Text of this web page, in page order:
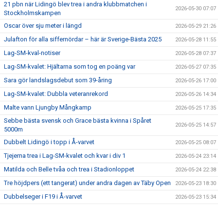
21 pbn när Lidingö blev trea i andra klubbmatchen i
Stockholmskampen
2026-05-30 07:07
Oscar över sju meter i längd 2026-05-29 21:26
Julafton för alla siffernördar – här är Sverige-Bästa 2025 2026-05-28 11:55
Lag-SM-kval-notiser 2026-05-28 07:37
Lag-SM-kvalet: Hjältarna som tog en poäng var 2026-05-27 07:35
Sara gör landslagsdebut som 39-åring 2026-05-26 17:00
Lag-SM-kvalet: Dubbla veteranrekord 2026-05-26 14:34
Malte vann Ljungby Mångkamp 2026-05-25 17:35
Sebbe bästa svensk och Grace bästa kvinna i Spåret
5000m
2026-05-25 14:57
Dubbelt Lidingö i topp i Å-varvet 2026-05-25 08:07
Tjejerna trea i Lag-SM-kvalet och kvar i div 1 2026-05-24 23:14
Matilda och Belle tvåa och trea i Stadionloppet 2026-05-24 22:38
Tre höjdpers (ett tangerat) under andra dagen av Täby Open 2026-05-23 18:30
Dubbelseger i F19 i Å-varvet 2026-05-23 15:34